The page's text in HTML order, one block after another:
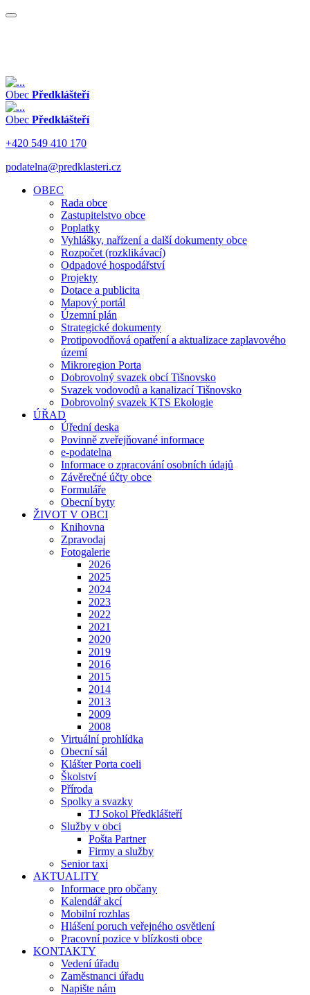
Obec Předklášteří
Obec Předklášteří
+420 549 410 170
podatelna@predklasteri.cz
OBEC
Rada obce
Zastupitelstvo obce
Poplatky
Vyhlášky, nařízení a další dokumenty obce
Rozpočet (rozklikávací)
Odpadové hospodářství
Projekty
Dotace a publicita
Mapový portál
Územní plán
Strategické dokumenty
Protipovodňová opatření a aktualizace zaplavového
území
Mikroregion Porta
Dobrovolný svazek obcí Tišnovsko
Svazek vodovodů a kanalizací Tišnovsko
Dobrovolný svazek KTS Ekologie
ÚŘAD
Úřední deska
Povinně zveřejňované informace
e-podatelna
Informace o zpracování osobních údajů
Závěrečné účty obce
Formuláře
Obecní byty
ŽIVOT V OBCI
Knihovna
Zpravodaj
Fotogalerie
2026
2025
2024
2023
2022
2021
2020
2019
2016
2015
2014
2013
2009
2008
Virtuální prohlídka
Obecní sál
Klášter Porta coeli
Školství
Příroda
Spolky a svazky
TJ Sokol Předklášteří
Služby v obci
Pošta Partner
Firmy a služby
Senior taxi
AKTUALITY
Informace pro občany
Kalendář akcí
Mobilní rozhlas
Hlášení poruch veřejného osvětlení
Pracovní pozice v blízkosti obce
KONTAKTY
Vedení úřadu
Zaměstnanci úřadu
Napište nám